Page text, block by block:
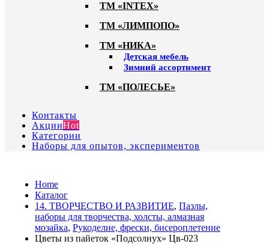
ТМ «INTEX»
ТМ «ЛИМПОПО»
ТМ «НИКА»
Детская мебель
Зимний ассортимент
ТМ «ПОЛЕСЬЕ»
Контакты
АкцииHot
Категории
Наборы для опытов, экспериментов
Home
Каталог
14. ТВОРЧЕСТВО И РАЗВИТИЕ, Пазлы,
наборы для творчества, холсты, алмазная
мозайка, Рукоделие, фрески, бисероплетение
Цветы из пайеток «Подсолнух» Цв-023